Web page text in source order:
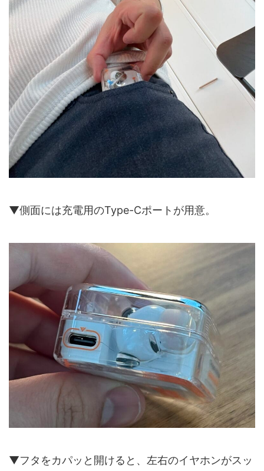
▼側面には充電用のType-Cポートが用意。
▼フタをカパッと開けると、左右のイヤホンがスッ